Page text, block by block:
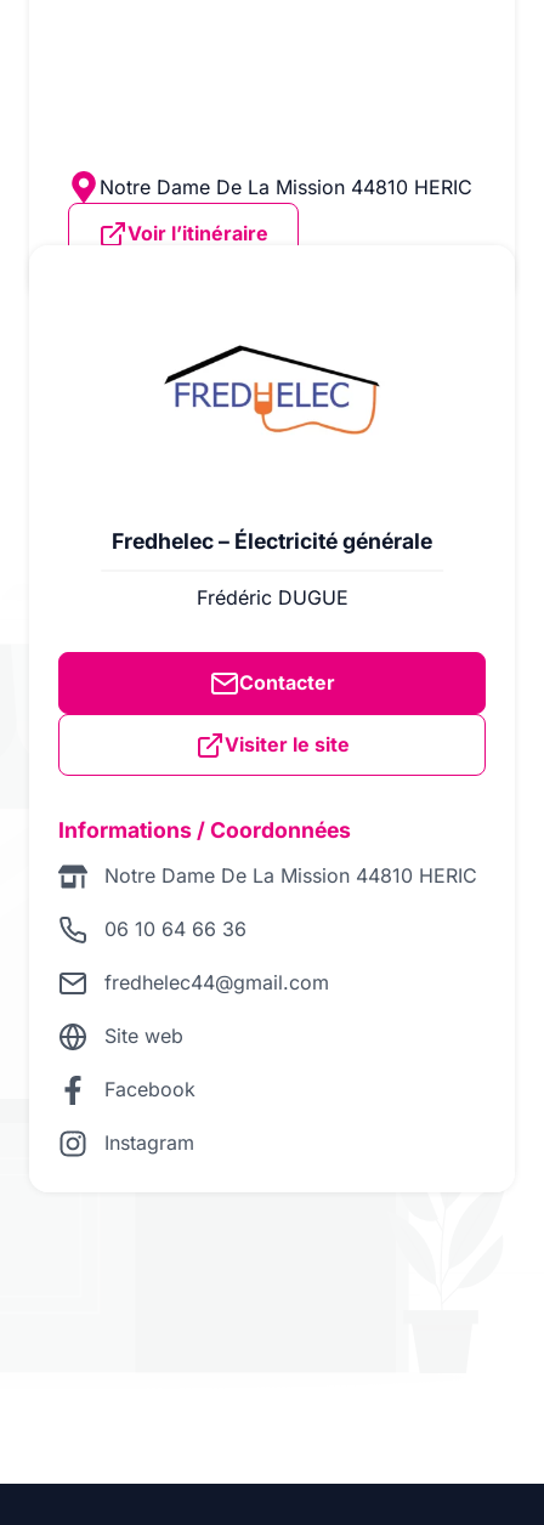
Notre Dame De La Mission 44810 HERIC
Voir l’itinéraire
Fredhelec – Électricité générale
Frédéric DUGUE
Contacter
Visiter le site
Informations / Coordonnées
Notre Dame De La Mission 44810 HERIC
06 10 64 66 36
fredhelec44@gmail.com
Site web
Facebook
Instagram